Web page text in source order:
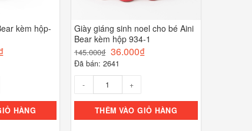
kèm hộp-
HÀNG
Giày giáng sinh noel cho bé Aini
Bear kèm hộp 934-1
145.000₫ 36.000₫
Đã bán: 2641
THÊM VÀO GIỎ HÀNG